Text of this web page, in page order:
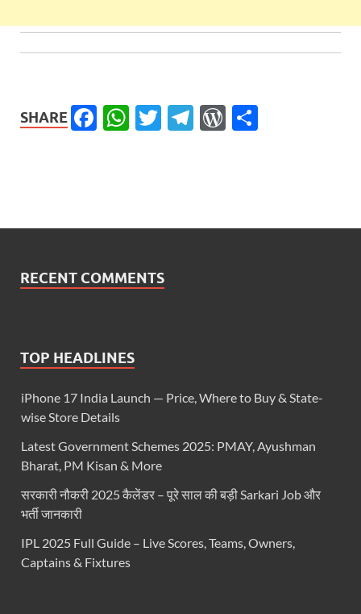
SHARE Facebook
WhatsApp
Twitter
Telegram
WordPress
RECENT COMMENTS
TOP HEADLINES
iPhone 17 India Launch — Price, Where to Buy & State-
wise Store Details
Latest Government Schemes 2025: PMAY, Ayushman
Bharat, PM Kisan & More
सरकारी नौकरी 2025 कैलेंडर – पूरे साल की बड़ी Sarkari Job और
भर्ती जानकारी
IPL 2025 Full Guide – Live Scores, Teams, Owners,
Captains & Fixtures